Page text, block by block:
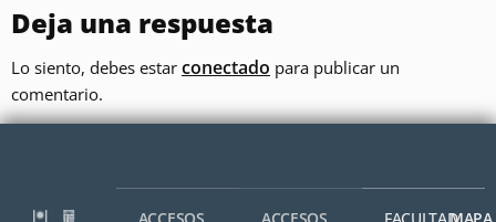
Deja una respuesta
Lo siento, debes estar conectado para publicar un
comentario.